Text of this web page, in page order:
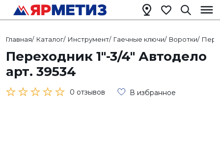
Главная/ Каталог/ Инструмент/ Гаечные ключи/ Воротки/
Переходник 1"-3/4" Автодело
арт. 39534
0 отзывов В избранное